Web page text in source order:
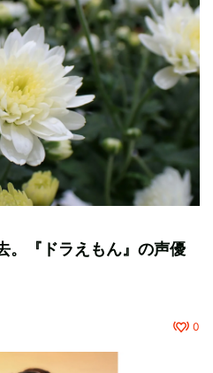
。『ドラえもん』の声優
0